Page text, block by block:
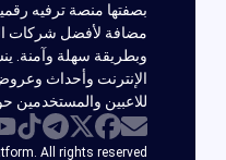
مضافة لأفضل شركات
الإنترنت وأحداث وعروض
للاعبين والمستخدمين حول
All rights reserved.